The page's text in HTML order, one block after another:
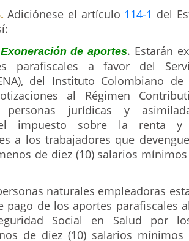
Adiciónese el artículo 114-1 del
Exoneración de aportes. Estarán
parafiscales a favor del
del Instituto Colombiano
al Régimen
jurídicas y
impuesto sobre la renta y
a los trabajadores que
de diez (10) salarios
naturales empleadoras
pago de los aportes parafiscales
Social en Salud por
de diez (10) salarios mínimos